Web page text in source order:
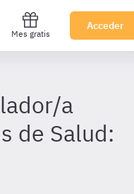
Mes gratis
Acceder
a
de Salud: